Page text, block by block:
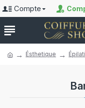
Compte
Ésthetique